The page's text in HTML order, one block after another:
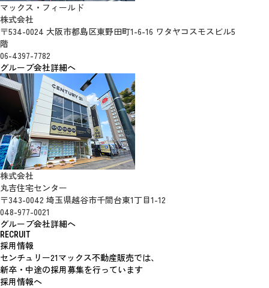
マックス・フィールド
株式会社
〒534-0024 大阪市都島区東野田町1-6-16 ワタヤコスモスビル5
階
06-4397-7782
グループ会社詳細へ
株式会社
丸吉住宅センター
〒343-0042 埼玉県越谷市千間台東1丁目1-12
048-977-0021
グループ会社詳細へ
RECRUIT
採用情報
センチュリー21マックス不動産販売では、
新卒・中途の採用募集を行っています
採用情報へ